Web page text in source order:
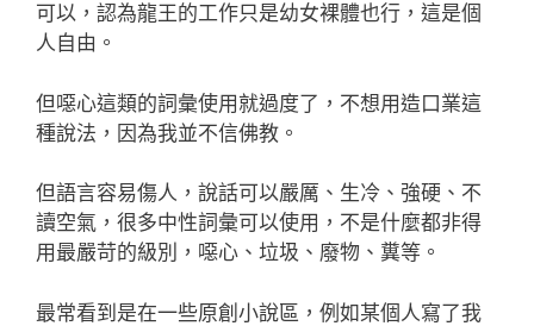
可以，認為龍王的工作只是幼女裸體也行，這是個
人自由。
但噁心這類的詞彙使用就過度了，不想用造口業這
種說法，因為我並不信佛教。
但語言容易傷人，說話可以嚴厲、生冷、強硬、不
讀空氣，很多中性詞彙可以使用，不是什麼都非得
用最嚴苛的級別，噁心、垃圾、廢物、糞等。
最常看到是在一些原創小說區，例如某個人寫了我